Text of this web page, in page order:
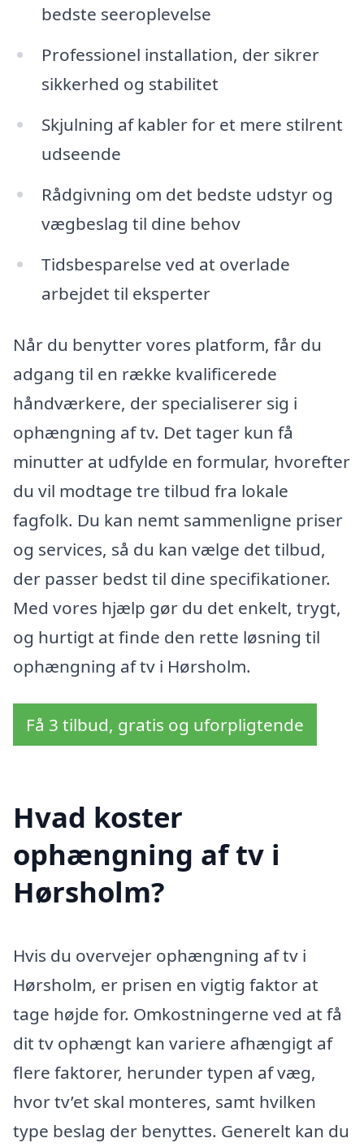
bedste seeroplevelse
Professionel installation, der sikrer
sikkerhed og stabilitet
Skjulning af kabler for et mere stilrent
udseende
Rådgivning om det bedste udstyr og
vægbeslag til dine behov
Tidsbesparelse ved at overlade
arbejdet til eksperter
Når du benytter vores platform, får du
adgang til en række kvalificerede
håndværkere, der specialiserer sig i
ophængning af tv. Det tager kun få
minutter at udfylde en formular, hvorefter
du vil modtage tre tilbud fra lokale
fagfolk. Du kan nemt sammenligne priser
og services, så du kan vælge det tilbud,
der passer bedst til dine specifikationer.
Med vores hjælp gør du det enkelt, trygt,
og hurtigt at finde den rette løsning til
ophængning af tv i Hørsholm.
Få 3 tilbud, gratis og uforpligtende
Hvad koster
ophængning af tv i
Hørsholm?
Hvis du overvejer ophængning af tv i
Hørsholm, er prisen en vigtig faktor at
tage højde for. Omkostningerne ved at få
dit tv ophængt kan variere afhængigt af
flere faktorer, herunder typen af væg,
hvor tv’et skal monteres, samt hvilken
type beslag der benyttes. Generelt kan du